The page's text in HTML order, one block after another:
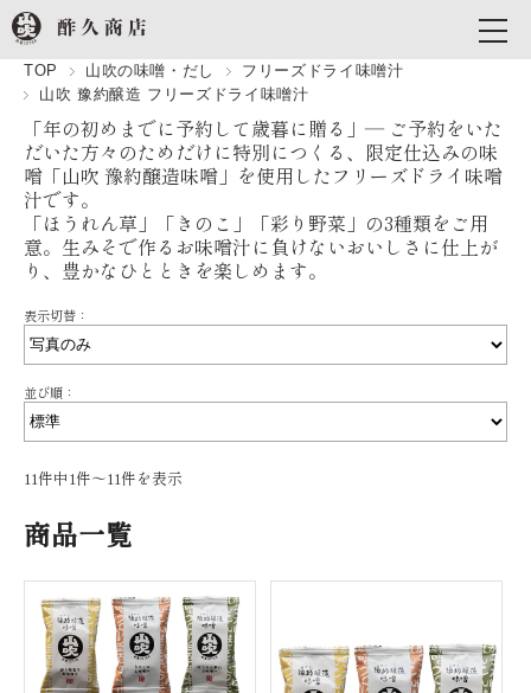
TOP 山吹の味噌・だし
フリーズドライ味噌汁
山吹 豫約醸造 フリーズドライ味噌汁
「年の初めまでに予約して歳暮に贈る」― ご予約をいた
だいた方々のためだけに特別につくる、限定仕込みの味
噌「山吹 豫約醸造味噌」を使用したフリーズドライ味噌
汁です。
「ほうれん草」「きのこ」「彩り野菜」の3種類をご用
意。生みそで作るお味噌汁に負けないおいしさに仕上が
り、豊かなひとときを楽しめます。
表示切替：
並び順：
11件中1件〜11件を表示
商品一覧